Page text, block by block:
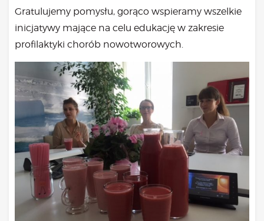
Gratulujemy pomysłu, gorąco wspieramy wszelkie
inicjatywy mające na celu edukację w zakresie
profilaktyki chorób nowotworowych.